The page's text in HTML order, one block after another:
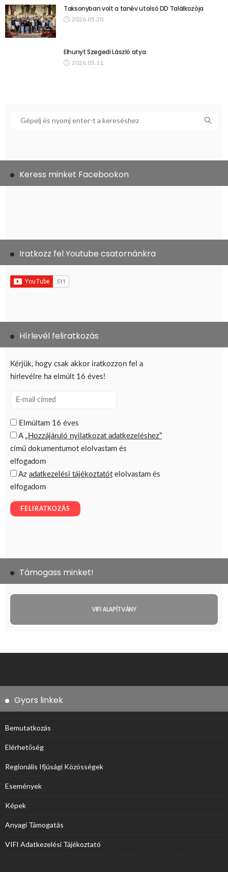
Taksonyban volt a tanév utolsó DD Találkozója
2026.05.20.
Elhunyt Szegedi László atya
2026.05.11.
Keress minket Facebookon
Iratkozz fel Youtube csatornánkra
Hírlevél feliratkozás
Támogass minket!
VIFI ALAPÍTVÁNY
Gyors linkek
Bemutatkozás
Elérhetőség
Regionális Ifjúsági Közösségek
Események
Képek
Anyagi Támogatás
VIFI Adatkezelési Tájékoztató